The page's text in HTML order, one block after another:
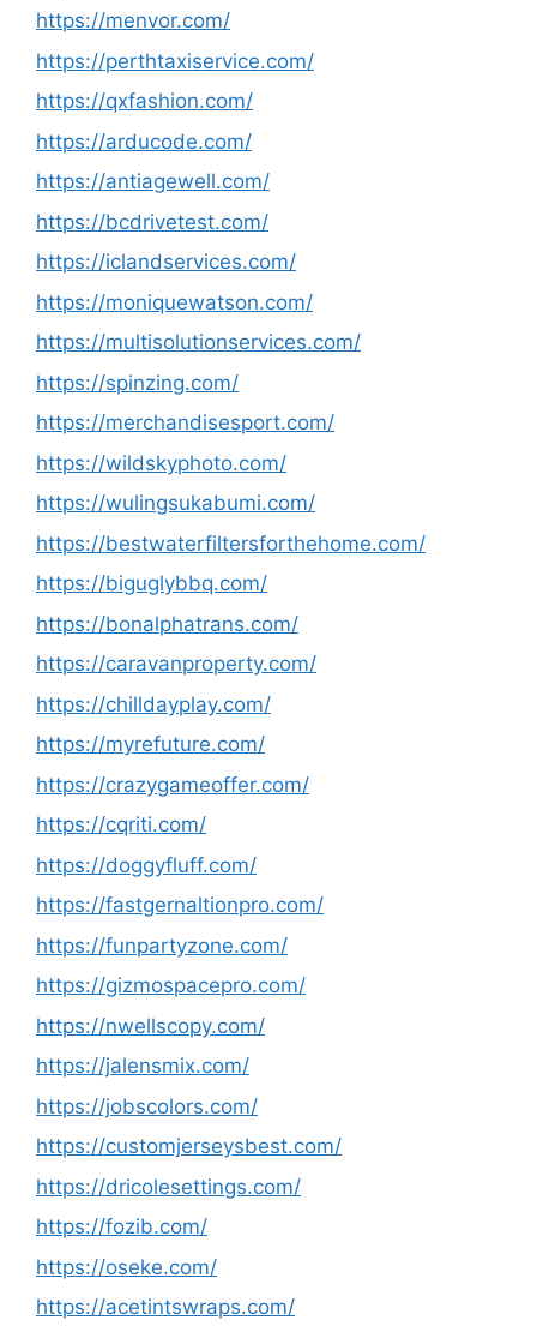
https://menvor.com/
https://perthtaxiservice.com/
https://qxfashion.com/
https://arducode.com/
https://antiagewell.com/
https://bcdrivetest.com/
https://iclandservices.com/
https://moniquewatson.com/
https://multisolutionservices.com/
https://spinzing.com/
https://merchandisesport.com/
https://wildskyphoto.com/
https://wulingsukabumi.com/
https://bestwaterfiltersforthehome.com/
https://biguglybbq.com/
https://bonalphatrans.com/
https://caravanproperty.com/
https://chilldayplay.com/
https://myrefuture.com/
https://crazygameoffer.com/
https://cqriti.com/
https://doggyfluff.com/
https://fastgernaltionpro.com/
https://funpartyzone.com/
https://gizmospacepro.com/
https://nwellscopy.com/
https://jalensmix.com/
https://jobscolors.com/
https://customjerseysbest.com/
https://dricolesettings.com/
https://fozib.com/
https://oseke.com/
https://acetintswraps.com/